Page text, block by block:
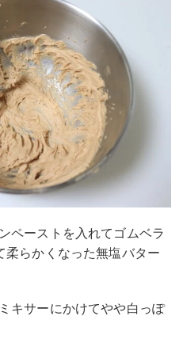
ーストを入れてゴムベラ
柔らかくなった無塩バター
サーにかけてやや白っぽ